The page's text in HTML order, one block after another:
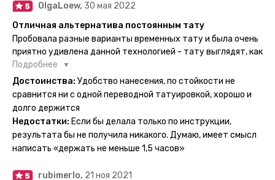
OlgaLoew, 30 мая 2022
Отличная альтернатива постоянным тату
Пробовала разные варианты временных тату и была очень
приятно удивлена данной технологией - тату выглядят, как
настоящие, и не тускнеют больше недели даже несмотря
на контакты с водой! На сайте очень большой выбор по
тематике и размерам, быстрая доставка. Заказывала сразу
очередного рисунка у меня на руке друзья до сих пор
каждый раз уточняют, временная ли тату или я всё-таки
решила себе что-то набить :) Т. к. если следовать
инструкции, то её действительно не отличить от
настоящей. Главное, не стараться перевести большую
Подробнее
Достоинства: Удобство нанесения, по стойкости не
сравнится ни с одной переводной татуировкой, хорошо и
долго держится
Недостатки: Если бы делала только по инструкции,
результата бы не получила никакого. Думаю, имеет смысл
написать «держать не меньше 1,5 часов»
rubimerlo, 21 ноя 2021